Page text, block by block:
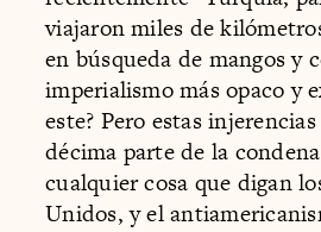
viajaron miles de
en búsqueda de mangos y
imperialismo más opaco y
este? Pero estas
décima parte de la
cualquier cosa que digan
Unidos, y el